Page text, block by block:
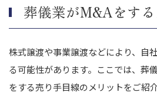
葬儀業がM&Aをする
株式譲渡や事業譲渡などにより、自
る可能性があります。ここでは、葬
をする売り手目線のメリットをご紹介